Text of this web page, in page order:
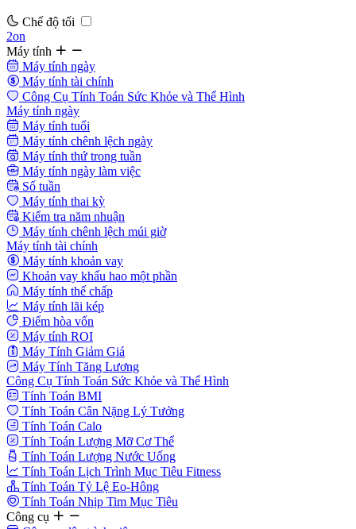
Chế độ tối
2on
Máy tính
Máy tính ngày
Máy tính tài chính
Công Cụ Tính Toán Sức Khỏe và Thể Hình
Máy tính ngày
Máy tính tuổi
Máy tính chênh lệch ngày
Máy tính thứ trong tuần
Máy tính ngày làm việc
Số tuần
Máy tính thai kỳ
Kiểm tra năm nhuận
Máy tính chênh lệch múi giờ
Máy tính tài chính
Máy tính khoản vay
Khoản vay khấu hao một phần
Máy tính thế chấp
Máy tính lãi kép
Điểm hòa vốn
Máy tính ROI
Máy Tính Giảm Giá
Máy Tính Tăng Lương
Công Cụ Tính Toán Sức Khỏe và Thể Hình
Tính Toán BMI
Tính Toán Cân Nặng Lý Tưởng
Tính Toán Calo
Tính Toán Lượng Mỡ Cơ Thể
Tính Toán Lượng Nước Uống
Tính Toán Lịch Trình Mục Tiêu Fitness
Tính Toán Tỷ Lệ Eo-Hông
Tính Toán Nhịp Tim Mục Tiêu
Công cụ